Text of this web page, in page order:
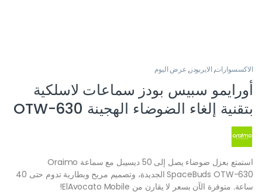
الاكسسوارات,الايربودز, عرض اليوم
أورايمو سبيس بودز سماعات لاسلكية
بتقنية إلغاء الضوضاء الهجينة OTW-630
استمتع بعزل ضوضاء يصل إلى 50 ديسيبل مع سماعة Oraimo
SpaceBuds OTW-630 الجديدة، وتصميم مريح وبطارية تدوم حتى 40
ساعة. متوفرة الآن بسعر لا يقارن من ElAvocato Mobile!